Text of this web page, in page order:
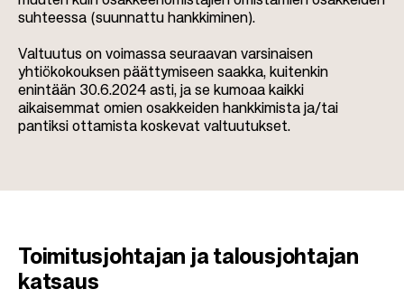
suhteessa (suunnattu hankkiminen).
Valtuutus on voimassa seuraavan varsinaisen
yhtiökokouksen päättymiseen saakka, kuitenkin
enintään 30.6.2024 asti, ja se kumoaa kaikki
aikaisemmat omien osakkeiden hankkimista ja/tai
pantiksi ottamista koskevat valtuutukset.
Toimitusjohtajan ja talousjohtajan
katsaus